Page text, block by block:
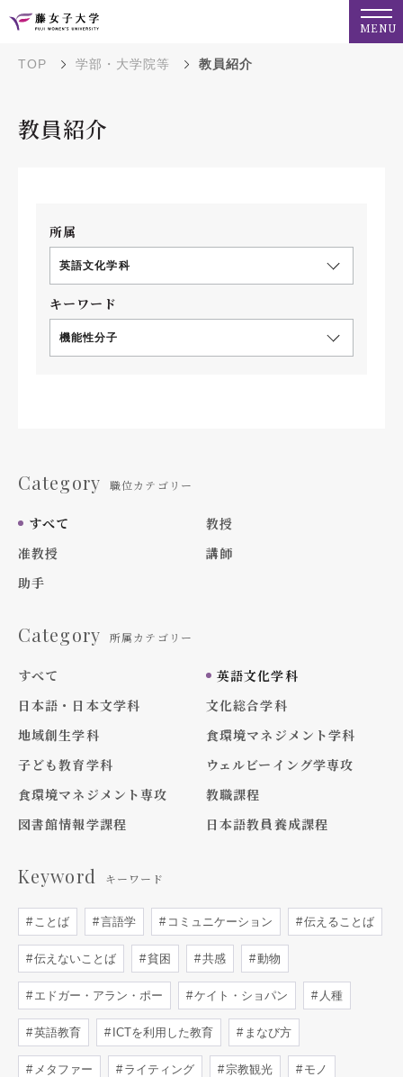
MENU
TOP 学部・大学院等 教員紹介
教員紹介
所属
英語文化学科
キーワード
機能性分子
Category 職位カテゴリー
すべて
教授
准教授
講師
助手
Category 所属カテゴリー
すべて
英語文化学科
日本語・日本文学科
文化総合学科
地域創生学科
食環境マネジメント学科
子ども教育学科
ウェルビーイング学専攻
食環境マネジメント専攻
教職課程
図書館情報学課程
日本語教員養成課程
Keyword キーワード
ことば 言語学 コミュニケーション 伝えることば
伝えないことば 貧困 共感 動物
エドガー・アラン・ポー ケイト・ショパン 人種
英語教育 ICTを利用した教育 まなび方
メタファー ライティング 宗教観光 モノ